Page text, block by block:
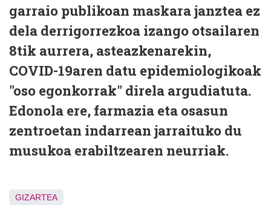
garraio publikoan maskara janztea ez
dela derrigorrezkoa izango otsailaren
8tik aurrera, asteazkenarekin,
COVID-19aren datu epidemiologikoak
"oso egonkorrak" direla argudiatuta.
Edonola ere, farmazia eta osasun
zentroetan indarrean jarraituko du
musukoa erabiltzearen neurriak.
GIZARTEA